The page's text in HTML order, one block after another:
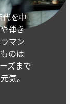
代を中
弾き
マン
のは
ズまで
気。